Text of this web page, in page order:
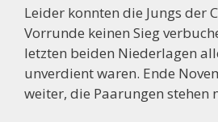
Leider konnten die Jungs der
Vorrunde keinen Sieg
letzten beiden Niederlagen
unverdient waren. Ende
weiter, die Paarungen stehen